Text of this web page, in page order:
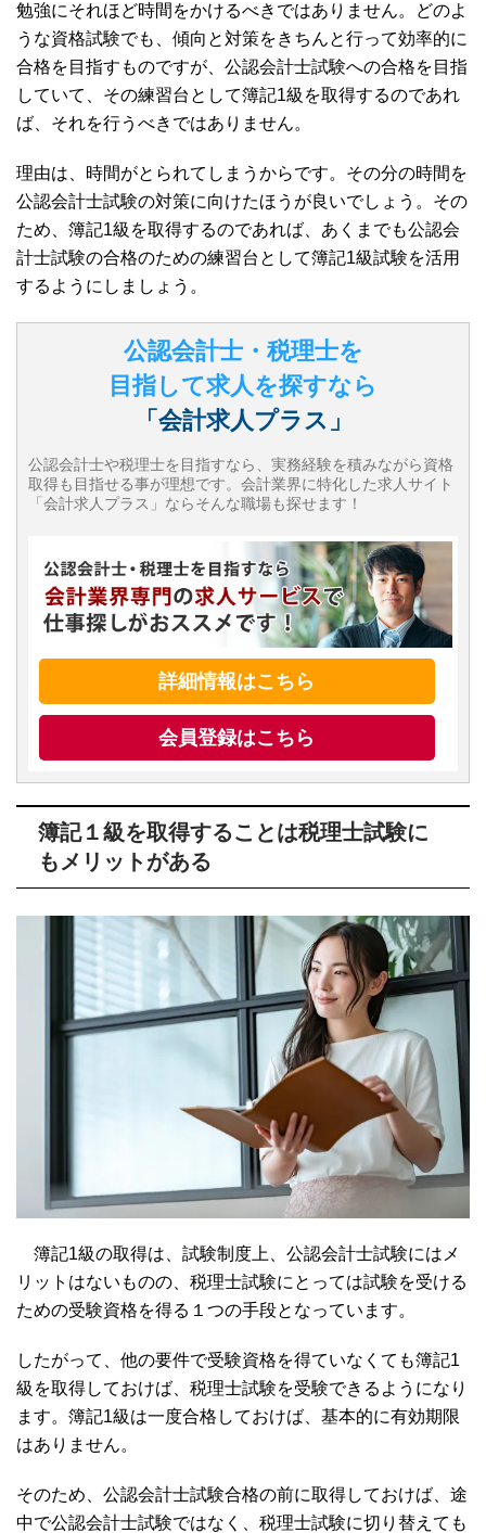
勉強にそれほど時間をかけるべきではありません。どのよ
うな資格試験でも、傾向と対策をきちんと行って効率的に
合格を目指すものですが、公認会計士試験への合格を目指
していて、その練習台として簿記1級を取得するのであれ
ば、それを行うべきではありません。
理由は、時間がとられてしまうからです。その分の時間を
公認会計士試験の対策に向けたほうが良いでしょう。その
ため、簿記1級を取得するのであれば、あくまでも公認会
計士試験の合格のための練習台として簿記1級試験を活用
するようにしましょう。
公認会計士・税理士を
目指して求人を探すなら
「会計求人プラス」
公認会計士や税理士を目指すなら、実務経験を積みながら資格
取得も目指せる事が理想です。会計業界に特化した求人サイト
「会計求人プラス」ならそんな職場も探せます！
詳細情報はこちら
会員登録はこちら
簿記１級を取得することは税理士試験に
もメリットがある
簿記1級の取得は、試験制度上、公認会計士試験にはメ
リットはないものの、税理士試験にとっては試験を受ける
ための受験資格を得る１つの手段となっています。
したがって、他の要件で受験資格を得ていなくても簿記1
級を取得しておけば、税理士試験を受験できるようになり
ます。簿記1級は一度合格しておけば、基本的に有効期限
はありません。
そのため、公認会計士試験合格の前に取得しておけば、途
中で公認会計士試験ではなく、税理士試験に切り替えても